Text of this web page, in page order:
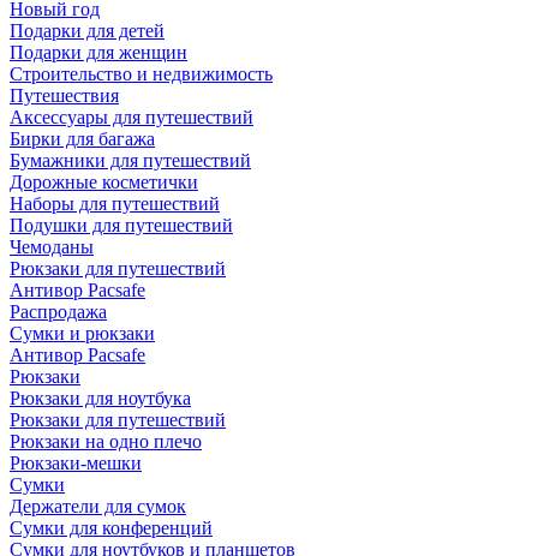
Новый год
Подарки для детей
Подарки для женщин
Строительство и недвижимость
Путешествия
Аксессуары для путешествий
Бирки для багажа
Бумажники для путешествий
Дорожные косметички
Наборы для путешествий
Подушки для путешествий
Чемоданы
Рюкзаки для путешествий
Антивор Pacsafe
Распродажа
Сумки и рюкзаки
Антивор Pacsafe
Рюкзаки
Рюкзаки для ноутбука
Рюкзаки для путешествий
Рюкзаки на одно плечо
Рюкзаки-мешки
Сумки
Держатели для сумок
Сумки для конференций
Сумки для ноутбуков и планшетов